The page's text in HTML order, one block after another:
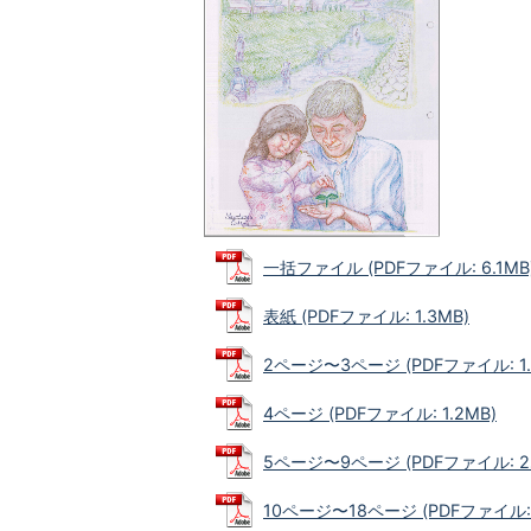
一括ファイル (PDFファイル:
表紙 (PDFファイル: 1.3MB)
2ページ〜3ページ (PDFファイル:
4ページ (PDFファイル: 1.2MB)
5ページ〜9ページ (PDFファイル:
10ページ〜18ページ (PDFファイル